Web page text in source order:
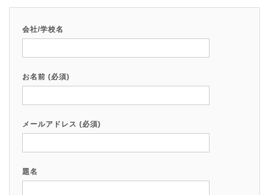
会社/学校名
お名前 (必須)
メールアドレス (必須)
題名